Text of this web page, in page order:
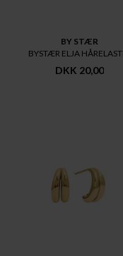
BY STÆR
BYSTÆR ELJA
DKK 20,00